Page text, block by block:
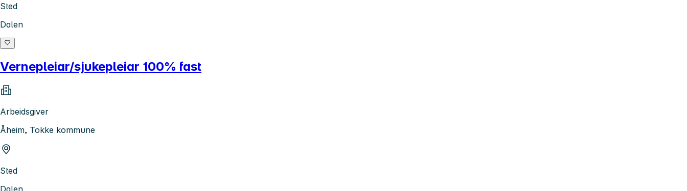
Sted
Dalen
Vernepleiar/sjukepleiar 100% fast
Arbeidsgiver
Åheim, Tokke kommune
Sted
Dalen